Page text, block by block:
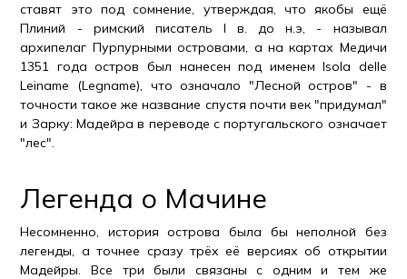
ставят это под сомнение, утверждая, что якобы ещё
Плиний - римский писатель I в. до н.э, - называл
архипелаг Пурпурными островами, а на картах Медичи
1351 года остров был нанесен под именем Isola delle
Leiname (Legname), что означало "Лесной остров" - в
точности такое же название спустя почти век "придумал"
и Зарку: Мадейра в переводе с португальского означает
"лес".
Легенда о Мачине
Несомненно, история острова была бы неполной без
легенды, а точнее сразу трёх её версиях об открытии
Мадейры. Все три были связаны с одним и тем же